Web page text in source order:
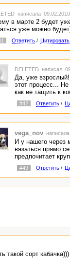
написала
в марте 2 будет
уже можно
Ответить/ Цитировать
DELETED написал
Да, уже
этот процесс...
как ее тащить к
#42 Ответить/
vega_nov
И у нашего через
вязаться прямо
предпочитает
#49 Ответить/
такой сорт кабачка)))